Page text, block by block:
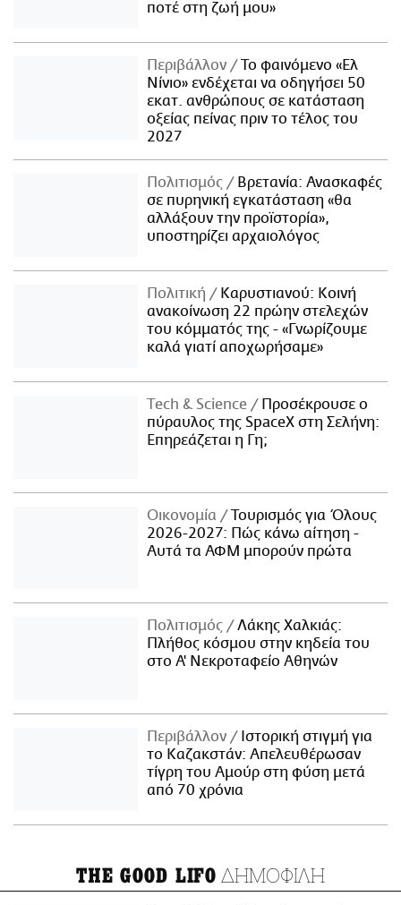
ποτέ στη ζωή μου»
Περιβάλλον
Το φαινόμενο «Ελ
Νίνιο» ενδέχεται να οδηγήσει 50
εκατ. ανθρώπους σε κατάσταση
οξείας πείνας πριν το τέλος του
2027
Πολιτισμός
Βρετανία: Ανασκαφές
σε πυρηνική εγκατάσταση «θα
αλλάξουν την προϊστορία»,
υποστηρίζει αρχαιολόγος
Πολιτική
Καρυστιανού: Κοινή
ανακοίνωση 22 πρώην στελεχών
του κόμματός της - «Γνωρίζουμε
καλά γιατί αποχωρήσαμε»
Τech & Science
Προσέκρουσε ο
πύραυλος της SpaceX στη Σελήνη:
Επηρεάζεται η Γη;
Οικονομία
Τουρισμός για Όλους
2026-2027: Πώς κάνω αίτηση -
Αυτά τα ΑΦΜ μπορούν πρώτα
Πολιτισμός
Λάκης Χαλκιάς:
Πλήθος κόσμου στην κηδεία του
στο Α' Νεκροταφείο Αθηνών
Περιβάλλον
Ιστορική στιγμή για
το Καζακστάν: Απελευθέρωσαν
τίγρη του Αμούρ στη φύση μετά
από 70 χρόνια
THE GOOD LIFO ΔΗΜΟΦΙΛΗ